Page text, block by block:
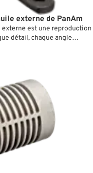
externe de PanAm
est une reproduction
détail, chaque angle
si bien que le filtre est